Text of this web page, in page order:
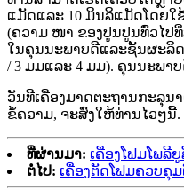
ແມັດແລະ 10 ມິນລິແມັດໂດຍໃ
(ຄວາມ ໜາ ຂອງປູນປູນທົ່ວໄປ
ໃນຄຸນນະພາບດີແລະຊັ້ນຜະລິ
/ 3 ມມແລະ 4 ມມ). ຄຸນນະພາ
ວັນທີເຄື່ອງມາດຕະຖານກະລຸນ
ຂໍ້ຄວາມ, ຈະສົ່ງໃຫ້ທ່ານໄວໆນີ້.
ທີ່ຜ່ານມາ: ເຄື່ອງໂຟມໂພລີຍູ
ຕໍ່ໄປ: ເຄື່ອງຕັດໂຟມຄວບຄຸມ